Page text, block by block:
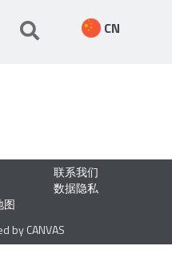
CN
联系我们
数据隐私
图
by CANVAS